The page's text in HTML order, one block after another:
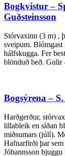
Bogkvistur –
Guðsteinsson
Stórvaxinn (3 m) ,
sveipum.
hálfskugga. Fer
blönduð beð. Gulir
Bogsýrena –
Harðgerður,
lillableik en síðan
miðsumars (júlí).
Hafnarfirði þar
Jóhannsson